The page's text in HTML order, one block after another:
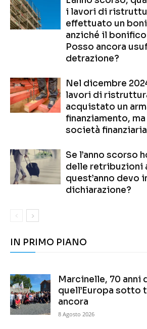
i lavori di
effettuato un
anziché il
Posso ancora
detrazione?
Nel dicembre
lavori di
acquistato un
finanziamento,
società
Se l’anno scorso
delle retribuzioni
quest’anno devo
dichiarazione?
IN PRIMO PIANO
Marcinelle, 70 anni
quell’Europa sotto
ancora
8 Agosto 2026